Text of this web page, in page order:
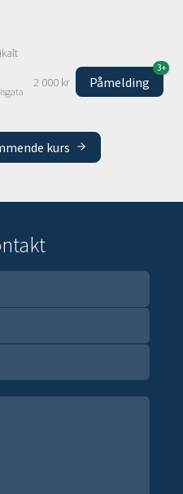
2 000 kr Påmelding
3+
kurs